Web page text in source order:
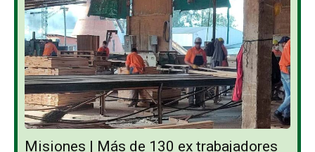
Misiones | Más de 130 ex trabajadores